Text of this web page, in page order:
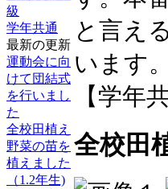
級
学年共通
最新の更新
運動会に向
けて団結式
を行いまし
た
全校田植え
野菜の苗を
植えました
（1.2年生)
と言え
います。
【学年
全校田